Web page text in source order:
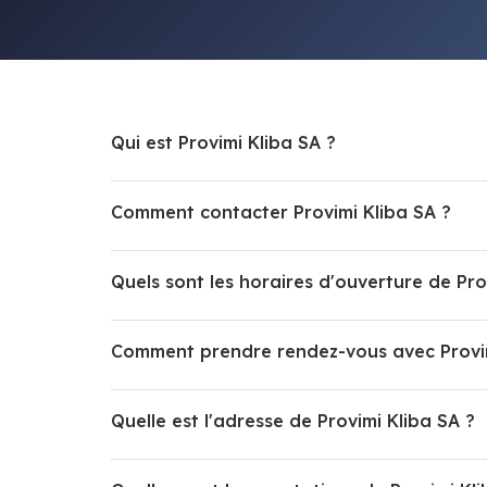
Qui est Provimi Kliba SA ?
Comment contacter Provimi Kliba SA ?
Quels sont les horaires d'ouverture de
Comment prendre rendez-vous avec
Quelle est l'adresse de Provimi Kliba SA ?